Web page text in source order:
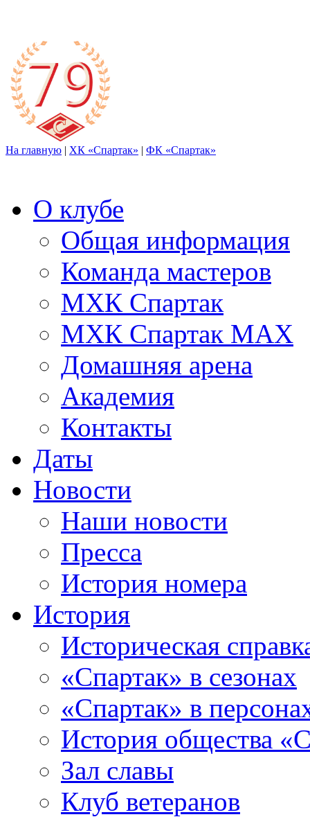
На главную | ХК «Спартак» | ФК «Спартак»
О клубе
Общая информация
Команда мастеров
МХК Спартак
МХК Спартак МАХ
Домашняя арена
Академия
Контакты
Даты
Новости
Наши новости
Пресса
История номера
История
Историческая
«Спартак» в сезонах
«Спартак» в
История общества
Зал славы
Клуб ветеранов